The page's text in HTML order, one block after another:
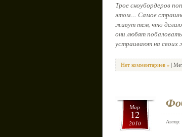
Трое сноубордеров
этом… Самое
живут тем, что
они любят
устраивают на
Нет комментариев » |
Мар
12
2010 Автор: